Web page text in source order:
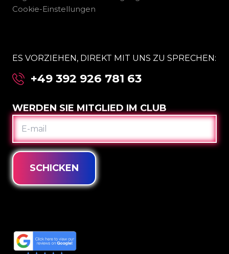
Cookie-Einstellungen
ES VORZIEHEN, DIREKT MIT UNS ZU SPRECHEN:
+49 392 926 781 63
WERDEN SIE MITGLIED IM CLUB
E-
MAIL
SCHICKEN